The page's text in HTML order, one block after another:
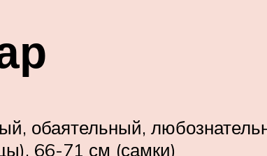
обаятельный,
66-71 см (самки)